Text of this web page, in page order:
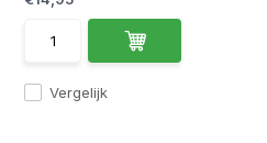
Vergelijk